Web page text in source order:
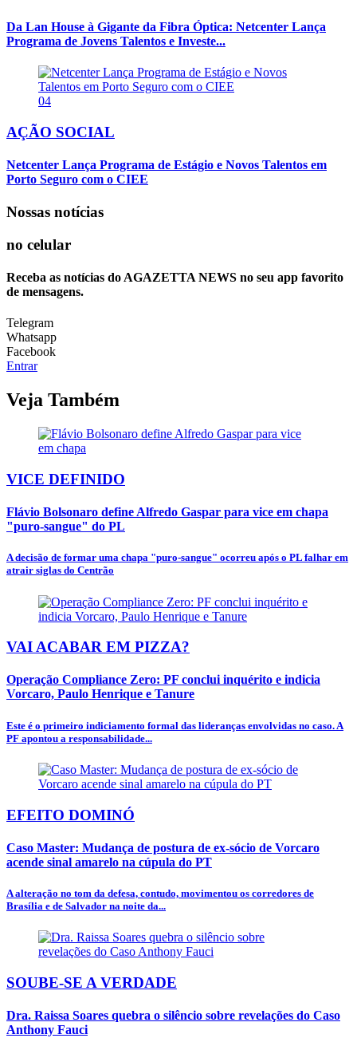
Da Lan House à Gigante da Fibra Óptica: Netcenter Lança
Programa de Jovens Talentos e Investe...
04
AÇÃO SOCIAL
Netcenter Lança Programa de Estágio e Novos Talentos em
Porto Seguro com o CIEE
Nossas notícias
no celular
Receba as notícias do AGAZETTA NEWS no seu app favorito
de mensagens.
Telegram
Whatsapp
Facebook
Entrar
Veja Também
VICE DEFINIDO
Flávio Bolsonaro define Alfredo Gaspar para vice em chapa
"puro-sangue" do PL
A decisão de formar uma chapa "puro-sangue" ocorreu após o PL falhar em
atrair siglas do Centrão
VAI ACABAR EM PIZZA?
Operação Compliance Zero: PF conclui inquérito e indicia
Vorcaro, Paulo Henrique e Tanure
Este é o primeiro indiciamento formal das lideranças envolvidas no caso. A
PF apontou a responsabilidade...
EFEITO DOMINÓ
Caso Master: Mudança de postura de ex-sócio de Vorcaro
acende sinal amarelo na cúpula do PT
A alteração no tom da defesa, contudo, movimentou os corredores de
Brasília e de Salvador na noite da...
SOUBE-SE A VERDADE
Dra. Raissa Soares quebra o silêncio sobre revelações do Caso
Anthony Fauci